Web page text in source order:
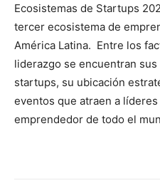
Ecosistemas de Startups
tercer ecosistema de
América Latina. Entre los
liderazgo se encuentran
startups, su ubicación
eventos que atraen a
emprendedor de todo el